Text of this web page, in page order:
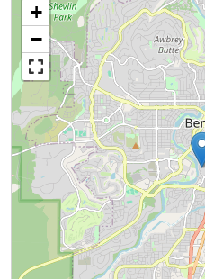
Connexion S’inscrire
+
−